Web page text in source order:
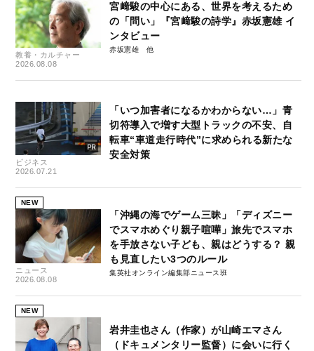
教養・カルチャー
2026.08.08
宮﨑駿の中心にある、世界を考えるため
の「問い」『宮﨑駿の詩学』赤坂憲雄 イ
ンタビュー
赤坂憲雄
ビジネス
2026.07.21
「いつ加害者になるかわからない…」青
切符導入で増す大型トラックの不安、自
転車“車道走行時代”に求められる新たな
安全対策
NEW
ニュース
2026.08.08
「沖縄の海でゲーム三昧」「ディズニー
でスマホめぐり親子喧嘩」旅先でスマホ
を手放さない子ども、親はどうする？ 親
も見直したい3つのルール
集英社オンライン編集部ニュース班
NEW
岩井圭也さん（作家）が山崎エマさん
（ドキュメンタリー監督）に会いに行く